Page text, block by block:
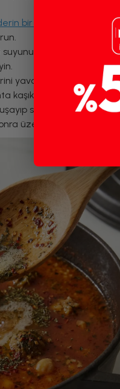
bir tencereye
(veya kaynamış
yavaş yavaş kaynayan
kaşıkla nazikçe karıştırın.
suyun yüzeyine
üzerine kuru nane